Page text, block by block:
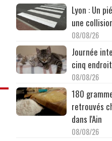
Lyon : Un
une
08/08/26
Journée
cinq
08/08/26
180
retrouvés
dans l'Ain
08/08/26